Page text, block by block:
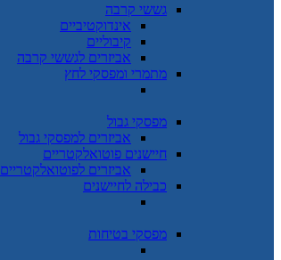
גששי קרבה
אינדוקטיביים
קיבוליים
אביזרים לגששי קרבה
מתמרי ומפסקי לחץ
מפסקי גבול
אביזרים למפסקי גבול
חיישנים פוטואלקטריים
אביזרים לפוטואלקטריים
כבילה לחיישנים
מפסקי בטיחות